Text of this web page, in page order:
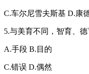
C.车尔尼雪夫斯基 D.康
5.与美育不同，智育、
A.手段 B.目的
C.错误 D.偶然